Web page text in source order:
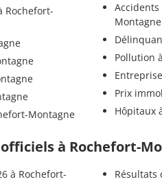
Rochefort-
Montagne
Montagne
Pollution
Prix
Hôpitaux
à Rochefort-
à Rochefort-
Résultats